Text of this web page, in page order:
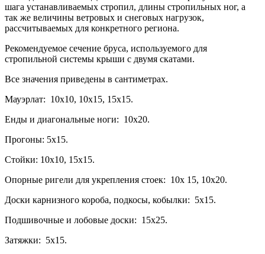
шага устанавливаемых стропил, длины стропильных ног, а
так же величины ветровых и снеговых нагрузок,
рассчитываемых для конкретного региона.
Рекомендуемое сечение бруса, используемого для
стропильной системы крыши с двумя скатами.
Все значения приведены в сантиметрах.
Мауэрлат: 10х10, 10х15, 15х15.
Енды и диагональные ноги: 10х20.
Прогоны: 5х15.
Стойки: 10х10, 15х15.
Опорные ригели для укрепления стоек: 10х 15, 10х20.
Доски карнизного короба, подкосы, кобылки: 5х15.
Подшивочные и лобовые доски: 15х25.
Затяжки: 5х15.